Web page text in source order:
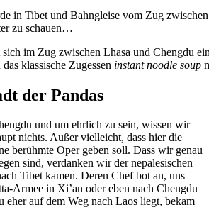
zu schauen…
klassische Zugessen instant noodle soup
der Pandas
und um ehrlich zu sein, wissen wir
nichts. Außer vielleicht, dass hier die
berühmte Oper geben soll. Dass wir genau
sind, verdanken wir der nepalesischen
Tibet kamen. Deren Chef bot an, uns
Armee in Xi’an oder eben nach Chengdu
eher auf dem Weg nach Laos liegt, bekam